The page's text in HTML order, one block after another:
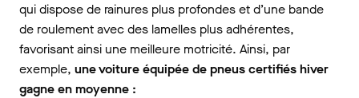
qui dispose de rainures plus profondes et d’une bande
de roulement avec des lamelles plus adhérentes,
favorisant ainsi une meilleure motricité. Ainsi, par
exemple, une voiture équipée de pneus certifiés hiver
gagne en moyenne :